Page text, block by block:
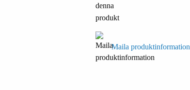
Maila produktinformation